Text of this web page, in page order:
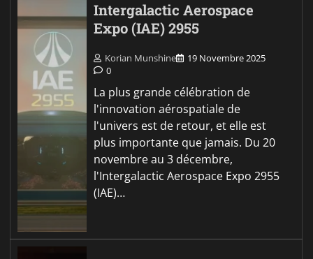
Intergalactic Aerospace
Expo (IAE) 2955
Korian Munshine
19 Novembre 2025
0
La plus grande célébration de
l'innovation aérospatiale de
l'univers est de retour, et elle est
plus importante que jamais. Du 20
novembre au 3 décembre,
l'Intergalactic Aerospace Expo 2955
(IAE)…